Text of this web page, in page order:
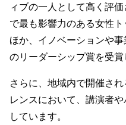
ィブの一人として高く評
で最も影響力のある女性
ほか、イノベーションや
のリーダーシップ賞を受賞
さらに、地域内で開催さ
レンスにおいて、講演者
しています。